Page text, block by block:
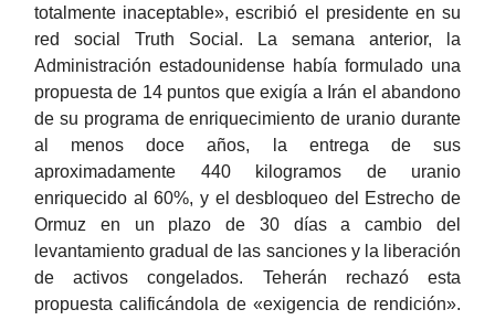
totalmente inaceptable», escribió el presidente en su
red social Truth Social. La semana anterior, la
Administración estadounidense había formulado una
propuesta de 14 puntos que exigía a Irán el abandono
de su programa de enriquecimiento de uranio durante
al menos doce años, la entrega de sus
aproximadamente 440 kilogramos de uranio
enriquecido al 60%, y el desbloqueo del Estrecho de
Ormuz en un plazo de 30 días a cambio del
levantamiento gradual de las sanciones y la liberación
de activos congelados. Teherán rechazó esta
propuesta calificándola de «exigencia de rendición».